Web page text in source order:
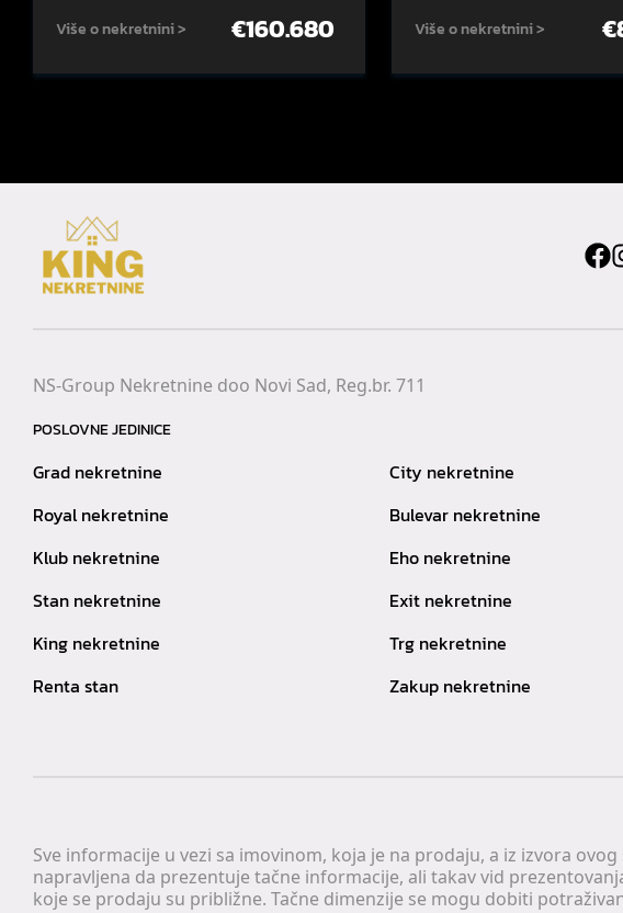
Više o nekretnini > €160.680 Više o nekretnini > €
Sve informacije u vezi sa imovinom, koja je na prodaju, a iz izvora
napravljena da prezentuje tačne informacije, ali takav vid
koje se prodaju su približne. Tačne dimenzije se mogu dobiti
NS-Group Nekretnine doo Novi Sad, Reg.br. 711
POSLOVNE JEDINICE
Grad nekretnine City nekretnine
Royal nekretnine
Bulevar nekretnine
Klub nekretnine
Eho nekretnine
Stan nekretnine
Exit nekretnine
King nekretnine
Trg nekretnine
Renta stan
Zakup nekretnine